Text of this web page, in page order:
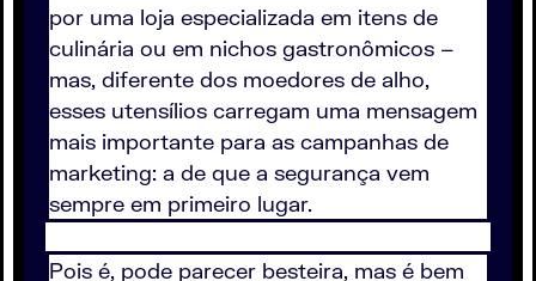
por uma loja especializada em itens de
culinária ou em nichos gastronômicos –
mas, diferente dos moedores de alho,
esses utensílios carregam uma mensagem
mais importante para as campanhas de
marketing: a de que a segurança vem
sempre em primeiro lugar.
Pois é, pode parecer besteira, mas é bem